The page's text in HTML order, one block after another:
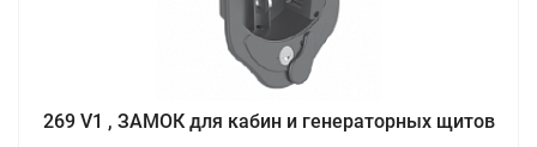
269 V1 , ЗАМОК для кабин и генераторных щитов